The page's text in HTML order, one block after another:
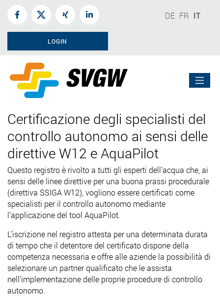
DE FR IT
LOGIN
Certificazione degli specialisti del
controllo autonomo ai sensi delle
direttive W12 e AquaPilot
Questo registro è rivolto a tutti gli esperti dell’acqua che, ai
sensi delle linee direttive per una buona prassi procedurale
(direttiva SSIGA W12), vogliono essere certificati come
specialisti per il controllo autonomo mediante
l’applicazione del tool AquaPilot.
L’iscrizione nel registro attesta per una determinata durata
di tempo che il detentore del certificato dispone della
competenza necessaria e offre alle aziende la possibilità di
selezionare un partner qualificato che le assista
nell’implementazione delle proprie procedure di controllo
autonomo.